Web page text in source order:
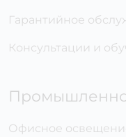
Гарантийное
Консультации и
Офисное